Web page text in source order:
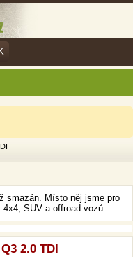
smazán. Místo něj jsme pro
SUV a offroad vozů.
2.0 TDI